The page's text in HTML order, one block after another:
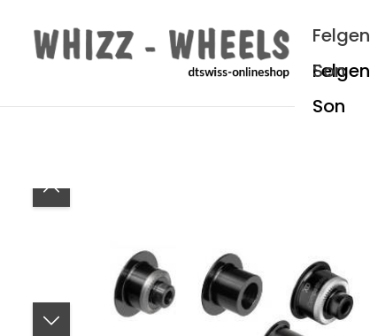
Felgen
Son
Bildergalerie überspringen